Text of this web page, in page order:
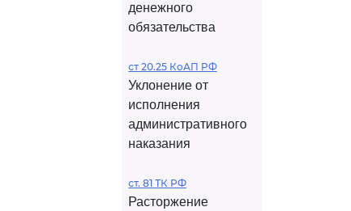
денежного
обязательства
ст 20.25 КоАП РФ
Уклонение от
исполнения
административного
наказания
ст. 81 ТК РФ
Расторжение